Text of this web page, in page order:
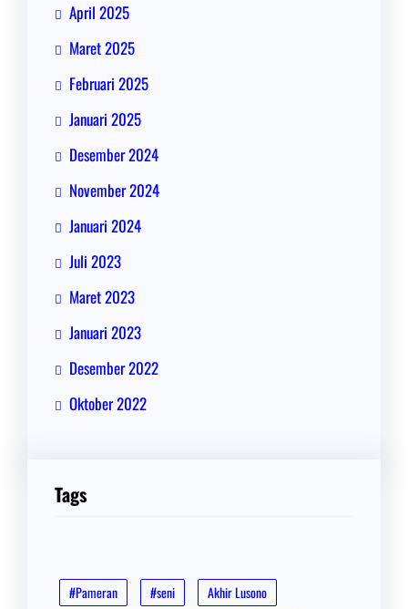
April 2025
Maret 2025
Februari 2025
Januari 2025
Desember 2024
November 2024
Januari 2024
Juli 2023
Maret 2023
Januari 2023
Desember 2022
Oktober 2022
Tags
#Pameran #seni
Akhir Lusono